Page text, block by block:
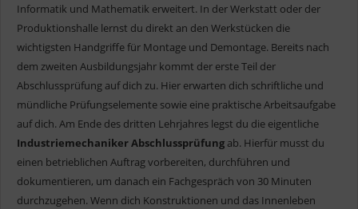
Informatik und Mathematik erweitert. In der Werkstatt oder der
Produktionshalle lernst du direkt an den Werkstücken die
wichtigsten Handgriffe für Montage und Demontage. Bereits nach
dem zweiten Ausbildungsjahr kommt der erste Teil der
Abschlussprüfung auf dich zu. Hier erwarten dich schriftliche und
mündliche Prüfungselemente sowie eine praktische Arbeitsaufgabe
auf dich. Am Ende des dritten Lehrjahres legst du die eigentliche
Industriemechaniker Abschlussprüfung ab. Hierfür musst du
einen betrieblichen Auftrag vorbereiten, durchführen und
dokumentieren, um danach ein Fachgespräch von 30 Minuten
durchzugehen. Wenn dich Konstruktionen und das Innenleben